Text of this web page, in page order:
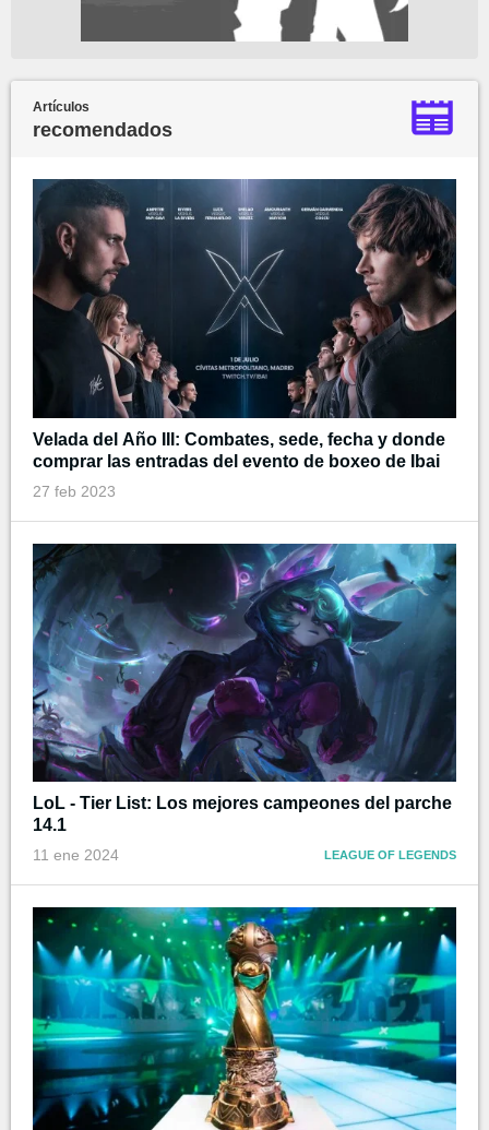
Artículos
recomendados
Velada del Año III: Combates, sede, fecha y donde
comprar las entradas del evento de boxeo de Ibai
27 feb 2023
LoL - Tier List: Los mejores campeones del parche
14.1
11 ene 2024 LEAGUE OF LEGENDS